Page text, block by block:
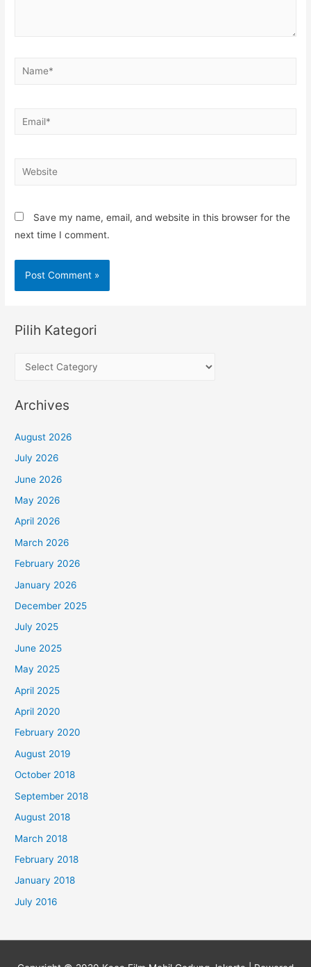
Name*
Email*
Website
Save my name, email, and website in this browser for the
next time I comment.
Pilih Kategori
h
K
a
o
r
i
Archives
August 2026
July 2026
June 2026
May 2026
April 2026
March 2026
February 2026
January 2026
December 2025
July 2025
June 2025
May 2025
April 2025
April 2020
February 2020
August 2019
October 2018
September 2018
August 2018
March 2018
February 2018
January 2018
July 2016